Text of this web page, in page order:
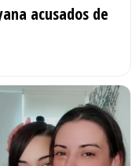
acusados de